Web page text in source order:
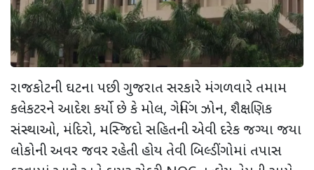
રાજકોટની ઘટના પછી ગુજરાત સરકારે મંગળવારે તમામ
કલેકટરને આદેશ કર્યો છે કે મોલ, ગેમિંગ ઝોન, શૈક્ષણિક
સંસ્થાઓ, મંદિરો, મસ્જિદો સહિતની એવી દરેક જગ્યા જયા
લોકોની અવર જવર રહેતી હોય તેવી બિલ્ડીંગોમાં તપાસ